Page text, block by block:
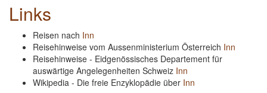
Links
Reisen nach Inn
Reisehinweise vom Aussenministerium Österreich Inn
Reisehinweise - Eidgenössisches Departement für
auswärtige Angelegenheiten Schweiz Inn
Wikipedia - Die freie Enzyklopädie über Inn